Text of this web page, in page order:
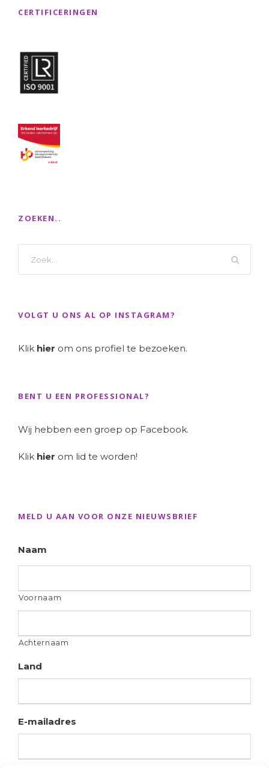
CERTIFICERINGEN
ZOEKEN..
VOLGT U ONS AL OP INSTAGRAM?
Klik hier om ons profiel te bezoeken.
BENT U EEN PROFESSIONAL?
Wij hebben een groep op Facebook.
Klik hier om lid te worden!
MELD U AAN VOOR ONZE NIEUWSBRIEF
Naam
Voornaam
Achternaam
Land
E-mailadres